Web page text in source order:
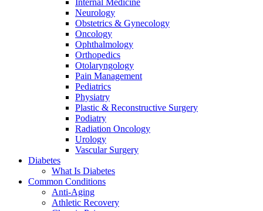
Internal Medicine
Neurology
Obstetrics & Gynecology
Oncology
Ophthalmology
Orthopedics
Otolaryngology
Pain Management
Pediatrics
Physiatry
Plastic & Reconstructive Surgery
Podiatry
Radiation Oncology
Urology
Vascular Surgery
Diabetes
What Is Diabetes
Common Conditions
Anti-Aging
Athletic Recovery